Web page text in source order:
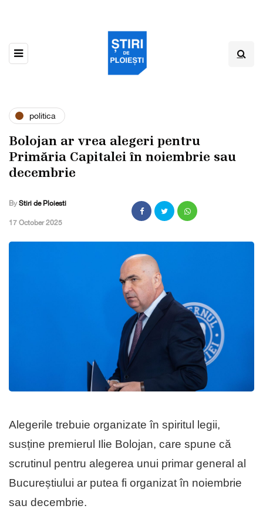
politica
Bolojan ar vrea alegeri pentru
Primăria Capitalei în noiembrie sau
decembrie
By Stiri de Ploiesti
,17 October 2025
Alegerile trebuie organizate în spiritul legii,
susține premierul Ilie Bolojan, care spune că
scrutinul pentru alegerea unui primar general al
Bucureștiului ar putea fi organizat în noiembrie
sau decembrie.